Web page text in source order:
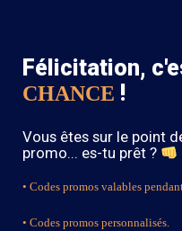
SOLDES : -15% sur toute
Félicitation,
CHANCE !
Vous êtes sur le point
promo... es-tu prêt ?
• Codes promos valables
• Codes promos personnalisés.